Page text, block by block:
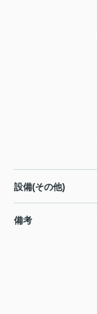
設備(その他)
備考